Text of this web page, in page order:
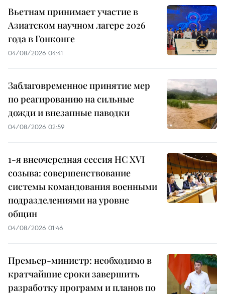
Вьетнам принимает участие в
Азиатском научном лагере 2026
года в Гонконге
04/08/2026 04:41
Заблаговременное принятие мер
по реагированию на сильные
дожди и внезапные паводки
04/08/2026 02:59
1-я внеочередная сессия НС XVI
созыва: совершенствование
системы командования военными
подразделениями на уровне
общин
04/08/2026 01:46
Премьер-министр: необходимо в
кратчайшие сроки завершить
разработку программ и планов по